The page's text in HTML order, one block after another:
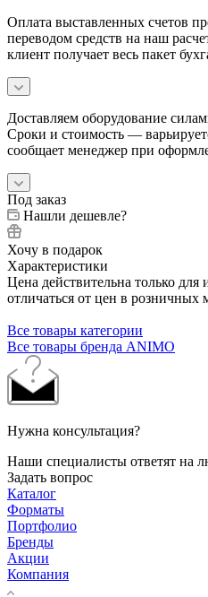
Оплата выставленных счетов
переводом средств на наш
клиент получает весь пакет
Доставляем оборудование
Сроки и стоимость —
сообщает менеджер при
Под заказ
Нашли дешевле?
Хочу в подарок
Характеристики
Цена действительна только
отличаться от цен в розничных
Все товары категории
Все товары бренда ANIMO
Нужна консультация?
Наши специалисты ответят на
Задать вопрос
Каталог
Форматы
Портфолио
Бренды
Акции
Компания